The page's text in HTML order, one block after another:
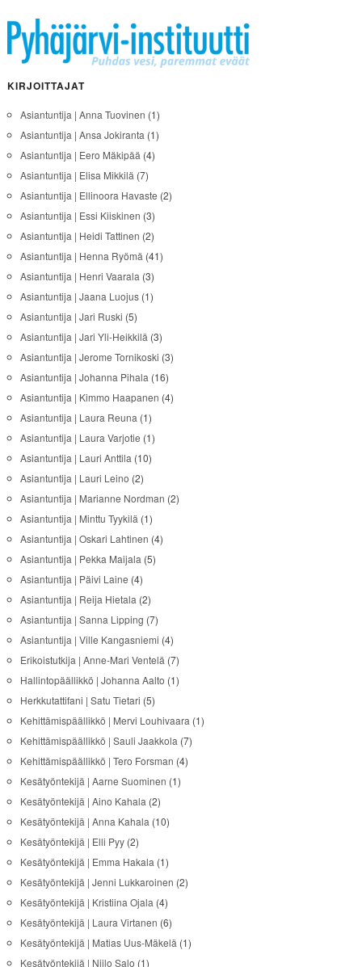
KIRJOITTAJAT
Asiantuntija | Anna Tuovinen (1)
Asiantuntija | Ansa Jokiranta (1)
Asiantuntija | Eero Mäkipää (4)
Asiantuntija | Elisa Mikkilä (7)
Asiantuntija | Ellinoora Havaste (2)
Asiantuntija | Essi Kiiskinen (3)
Asiantuntija | Heidi Tattinen (2)
Asiantuntija | Henna Ryömä (41)
Asiantuntija | Henri Vaarala (3)
Asiantuntija | Jaana Luojus(1)
Asiantuntija | Jari Ruski (5)
Asiantuntija | Jari Yli-Heikkilä (3)
Asiantuntija | Jerome Tornikoski (3)
Asiantuntija | Johanna Pihala (16)
Asiantuntija | Kimmo Haapanen (4)
Asiantuntija | Laura Reuna (1)
Asiantuntija | Laura Varjotie (1)
Asiantuntija | Lauri Anttila (10)
Asiantuntija | Lauri Leino (2)
Asiantuntija | Marianne Nordman (2)
Asiantuntija | Minttu Tyykilä (1)
Asiantuntija | Oskari Lahtinen (4)
Asiantuntija | Pekka Maijala (5)
Asiantuntija | Päivi Laine (4)
Asiantuntija | Reija Hietala (2)
Asiantuntija | Sanna Lipping (7)
Asiantuntija | Ville Kangasniemi (4)
Erikoistutkija | Anne-Mari Ventelä (7)
Hallintopäällikkö | Johanna Aalto (1)
Herkkutattifani | Satu Tietari (5)
Kehittämispäällikkö | Mervi Louhivaara (1)
Kehittämispäällikkö | Sauli Jaakkola (7)
Kehittämispäällikkö | Tero Forsman (4)
Kesätyöntekijä | Aarne Suominen (1)
Kesätyöntekijä | Aino Kahala (2)
Kesätyöntekijä | Anna Kahala (10)
Kesätyöntekijä | Elli Pyy(2)
Kesätyöntekijä | Emma Hakala (1)
Kesätyöntekijä | Jenni Lukkaroinen (2)
Kesätyöntekijä | Kristiina Ojala (4)
Kesätyöntekijä | Laura Virtanen (6)
Kesätyöntekijä | Matias Uus-Mäkelä (1)
Kesätyöntekijä | Niilo Salo (1)